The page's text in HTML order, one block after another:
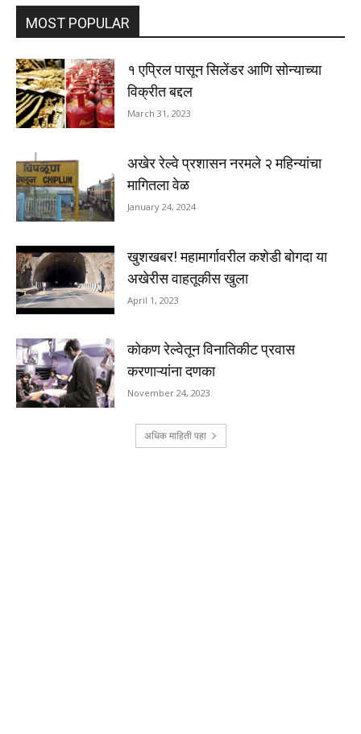
MOST POPULAR
१ एप्रिल पासून सिलेंडर आणि सोन्याच्या
विक्रीत बद्दल
March 31, 2023
अखेर रेल्वे प्रशासन नरमले २ महिन्यांचा
मागितला वेळ
January 24, 2024
खुशखबर! महामार्गावरील कशेडी बोगदा या
अखेरीस वाहतूकीस खुला
April 1, 2023
कोकण रेल्वेतून विनातिकीट प्रवास
करणाऱ्यांना दणका
November 24, 2023
अधिक माहिती पहा